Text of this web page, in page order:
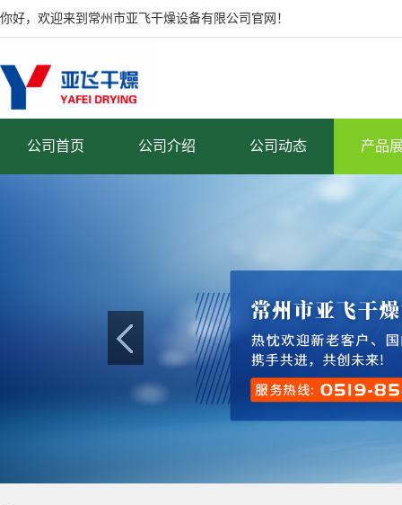
你好，欢迎来到常州市亚飞干燥设备有限公司官网！
公司首页 公司介绍 公司动态 产品